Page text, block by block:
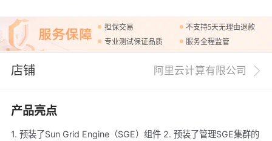
担保交易
不支持5天无理由退款
专业测试保证品质
服务全程监管
店铺 阿里云计算有限公司
产品亮点
1. 预装了Sun Grid Engine（SGE）组件 2. 预装了管理SGE集群的